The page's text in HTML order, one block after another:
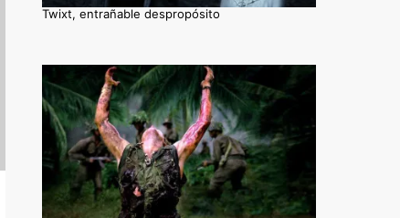
Twixt, entrañable despropósito